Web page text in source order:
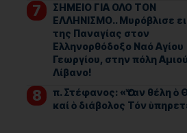
ΣΗΜΕΙΟ ΓΙΑ ΟΛΟ ΤΟΝ
ΕΛΛΗΝΙΣΜΟ.. Μυρόβλισε
της Παναγίας στον
Ελληνορθόδοξο Ναό Αγίου
Γεωργίου, στην πόλη
Λίβανο!
π. Στέφανος: «Ὅταν θέλη ὁ
καί ὁ διάβολος Τόν